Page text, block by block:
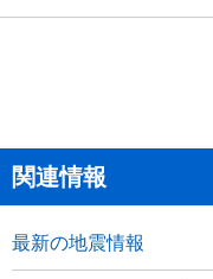
関連情報
最新の地震情報